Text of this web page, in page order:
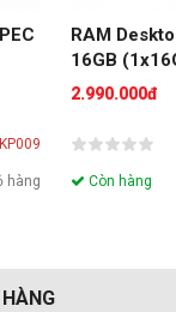
hàng
RAM
16GB
3200MHz
2.990.000đ
Còn hàng